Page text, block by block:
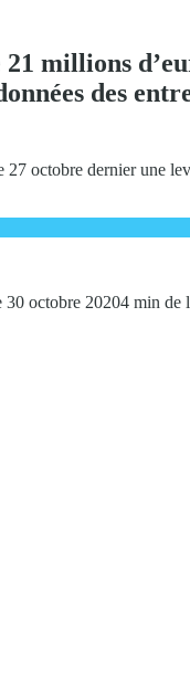
21 millions
des
27 octobre dernier une
30 octobre 20204 min de